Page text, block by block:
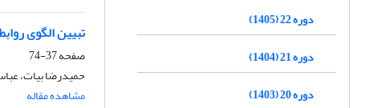
تبیین الگوی
صفحه37-74
حمیدرضا بیات،
مشاهده مقاله
دوره 22 (1405)
دوره 21 (1404)
دوره 20 (1403)